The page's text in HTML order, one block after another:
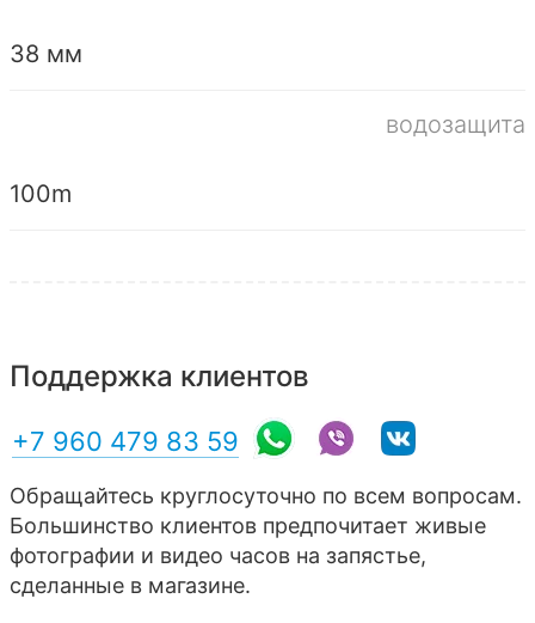
38 мм
водозащита
100m
Поддержка клиентов
+7 960 479 83 59
Обращайтесь круглосуточно по всем вопросам.
Большинство клиентов предпочитает живые
фотографии и видео часов на запястье,
сделанные в магазине.